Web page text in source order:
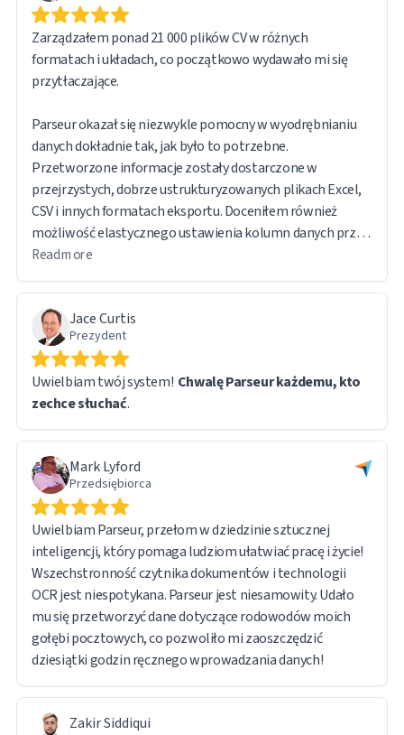
Zarządzałem ponad 21 000 plików CV w różnych
formatach i układach, co początkowo wydawało mi się
przytłaczające.
Parseur okazał się niezwykle pomocny w wyodrębnianiu
danych dokładnie tak, jak było to potrzebne.
Przetworzone informacje zostały dostarczone w
przejrzystych, dobrze ustrukturyzowanych plikach Excel,
CSV i innych formatach eksportu. Doceniłem również
możliwość elastycznego ustawienia kolumn danych przed
eksportem.
Oprogramowanie jest intuicyjne i przyjazne dla
użytkownika. Kolejną funkcją, którą uznałem za
szczególnie przydatną, jest to, że oryginalny plik
pozostaje dostępny poprzez bezpośredni link URL w
wyeksportowanym raporcie, co ułatwia dostęp do
dokumentów źródłowych w razie potrzeby.
problemów technicznych. Zespół wsparcia Parseur był
jednak szybki i responsywny. W rzeczywistości większość
problemów wynikała z mojej własnej krzywej uczenia się,
a nie z ograniczeń oprogramowania — sam system działał
bez zarzutu.
Jestem bardzo zadowolony z ogólnego doświadczenia i z
pełnym przekonaniem polecam Parseur każdemu, kto
zajmuje się przetwarzaniem dużych ilości dokumentów i
wyodrębnianiem danych.
Read more
Jace Curtis
Prezydent
Uwielbiam twój system! Chwalę Parseur każdemu, kto
zechce słuchać.
Mark Lyford
Przedsiębiorca
Uwielbiam Parseur, przełom w dziedzinie sztucznej
inteligencji, który pomaga ludziom ułatwiać pracę i życie!
Wszechstronność czytnika dokumentów i technologii
OCR jest niespotykana. Parseur jest niesamowity. Udało
mu się przetworzyć dane dotyczące rodowodów moich
gołębi pocztowych, co pozwoliło mi zaoszczędzić
dziesiątki godzin ręcznego wprowadzania danych!
Zakir Siddiqui